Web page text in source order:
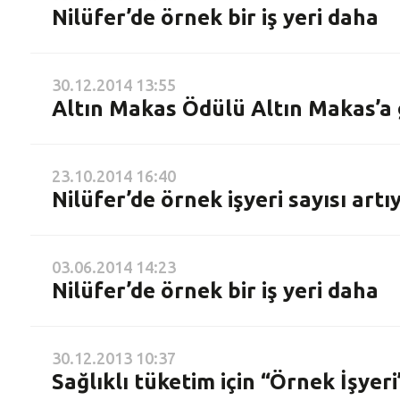
Nilüfer’de örnek bir iş yeri daha
30.12.2014 13:55
Altın Makas Ödülü Altın
23.10.2014 16:40
Nilüfer’de örnek işyeri sayısı
03.06.2014 14:23
Nilüfer’de örnek bir iş yeri daha
30.12.2013 10:37
Sağlıklı tüketim için “Örnek